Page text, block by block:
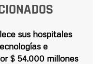
sus hospitales
e
$ 54.000 millones